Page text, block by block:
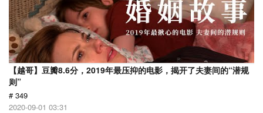
【越哥】豆瓣8.6分，2019年最压抑的电影，揭开了夫妻间的“潜规
则”
# 349
2020-09-01 03:31